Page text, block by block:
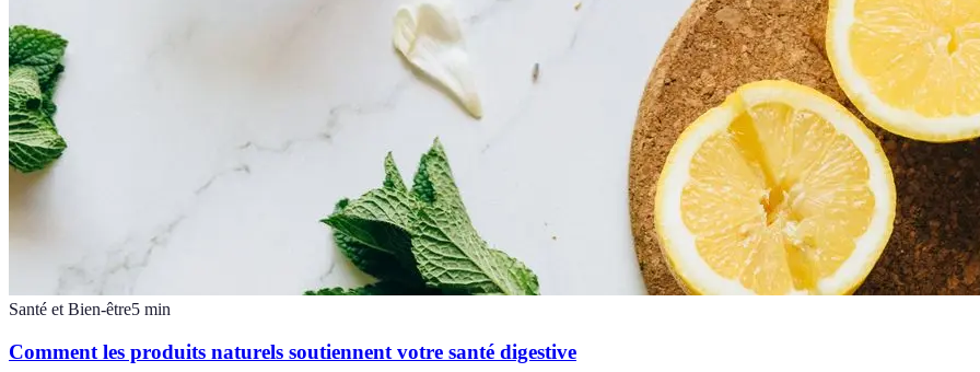
Santé et Bien-être5 min
Comment les produits naturels soutiennent votre santé digestive